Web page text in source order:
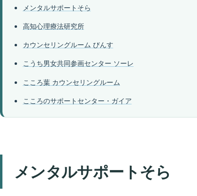
メンタルサポートそら
高知心理療法研究所
カウンセリングルーム びんす
こうち男女共同参画センター ソーレ
こころ葉 カウンセリングルーム
こころのサポートセンター・ガイア
メンタルサポートそら